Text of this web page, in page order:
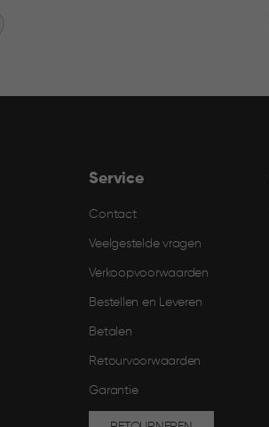
Service
Contact
Veelgestelde vragen
Verkoopvoorwaarden
Bestellen en Leveren​
Betalen
Retourvoorwaarden
Garantie